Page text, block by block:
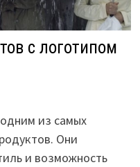
с логотипом
из самых
Они
и возможность